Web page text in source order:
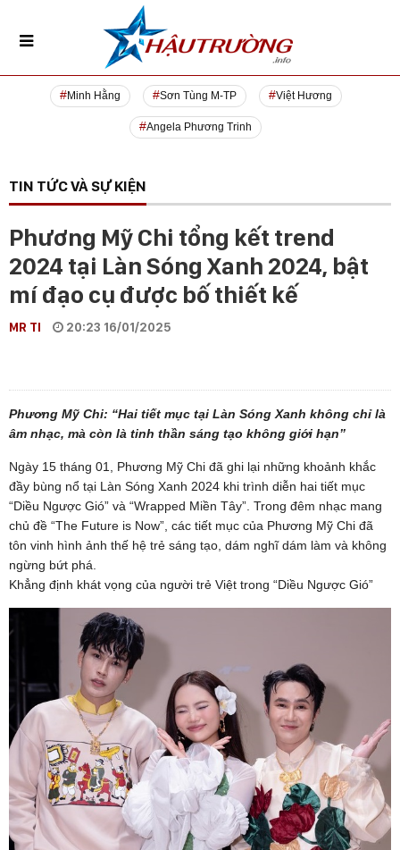
Minh Hằng Sơn Tùng M-TP Việt Hương
Angela Phương Trinh
TIN TỨC VÀ SỰ KIỆN
Phương Mỹ Chi tổng kết trend
2024 tại Làn Sóng Xanh 2024, bật
mí đạo cụ được bố thiết kế
MR TI 20:23 16/01/2025
Phương Mỹ Chi: “Hai tiết mục tại Làn Sóng Xanh không chỉ là
âm nhạc, mà còn là tinh thần sáng tạo không giới hạn”
Ngày 15 tháng 01, Phương Mỹ Chi đã ghi lại những khoảnh khắc
đầy bùng nổ tại Làn Sóng Xanh 2024 khi trình diễn hai tiết mục
“Diều Ngược Gió” và “Wrapped Miền Tây”. Trong đêm nhạc mang
chủ đề “The Future is Now”, các tiết mục của Phương Mỹ Chi đã
tôn vinh hình ảnh thế hệ trẻ sáng tạo, dám nghĩ dám làm và không
ngừng bứt phá.
Khẳng định khát vọng của người trẻ Việt trong “Diều Ngược Gió”